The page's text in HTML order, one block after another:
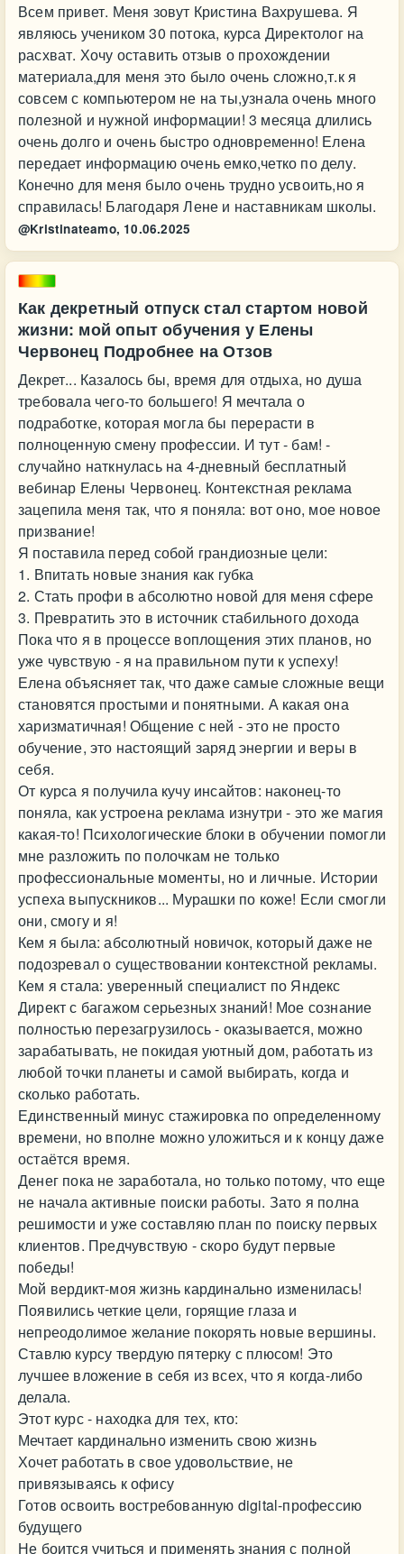
Всем привет. Меня зовут Кристина Вахрушева. Я
являюсь учеником 30 потока, курса Директолог на
расхват. Хочу оставить отзыв о прохождении
материала,для меня это было очень сложно,т.к я
совсем с компьютером не на ты,узнала очень много
полезной и нужной информации! 3 месяца длились
очень долго и очень быстро одновременно! Елена
передает информацию очень емко,четко по делу.
Конечно для меня было очень трудно усвоить,но я
справилась! Благодаря Лене и наставникам школы.
@Kristinateamo, 10.06.2025
Как декретный отпуск стал стартом новой
жизни: мой опыт обучения у Елены
Червонец Подробнее на Отзов
Декрет... Казалось бы, время для отдыха, но душа
требовала чего-то большего! Я мечтала о
подработке, которая могла бы перерасти в
полноценную смену профессии. И тут - бам! -
случайно наткнулась на 4-дневный бесплатный
вебинар Елены Червонец. Контекстная реклама
зацепила меня так, что я поняла: вот оно, мое новое
призвание!
Я поставила перед собой грандиозные цели:
1. Впитать новые знания как губка
2. Стать профи в абсолютно новой для меня сфере
3. Превратить это в источник стабильного дохода
Пока что я в процессе воплощения этих планов, но
уже чувствую - я на правильном пути к успеху!
Елена объясняет так, что даже самые сложные вещи
становятся простыми и понятными. А какая она
харизматичная! Общение с ней - это не просто
обучение, это настоящий заряд энергии и веры в
себя.
От курса я получила кучу инсайтов: наконец-то
поняла, как устроена реклама изнутри - это же магия
какая-то! Психологические блоки в обучении помогли
мне разложить по полочкам не только
профессиональные моменты, но и личные. Истории
успеха выпускников... Мурашки по коже! Если смогли
они, смогу и я!
Кем я была: абсолютный новичок, который даже не
подозревал о существовании контекстной рекламы.
Кем я стала: уверенный специалист по Яндекс
Директ с багажом серьезных знаний! Мое сознание
полностью перезагрузилось - оказывается, можно
зарабатывать, не покидая уютный дом, работать из
любой точки планеты и самой выбирать, когда и
сколько работать.
Единственный минус стажировка по определенному
времени, но вполне можно уложиться и к концу даже
остаётся время.
Денег пока не заработала, но только потому, что еще
не начала активные поиски работы. Зато я полна
решимости и уже составляю план по поиску первых
клиентов. Предчувствую - скоро будут первые
победы!
Мой вердикт-моя жизнь кардинально изменилась!
Появились четкие цели, горящие глаза и
непреодолимое желание покорять новые вершины.
Ставлю курсу твердую пятерку с плюсом! Это
лучшее вложение в себя из всех, что я когда-либо
делала.
Этот курс - находка для тех, кто:
Мечтает кардинально изменить свою жизнь
Хочет работать в свое удовольствие, не
привязываясь к офису
Готов освоить востребованную digital-профессию
будущего
Не боится учиться и применять знания с полной